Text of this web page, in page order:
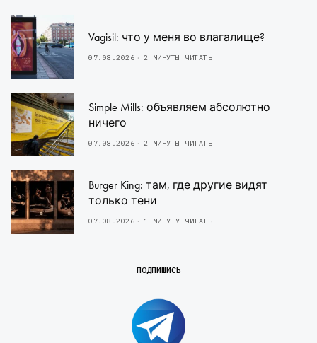
Vagisil: что у меня во влагалище?
07.08.2026 2 МИНУТЫ ЧИТАТЬ
Simple Mills: объявляем абсолютно
ничего
07.08.2026 2 МИНУТЫ ЧИТАТЬ
Burger King: там, где другие видят
только тени
07.08.2026 1 МИНУТУ ЧИТАТЬ
ПОДПИШИСЬ